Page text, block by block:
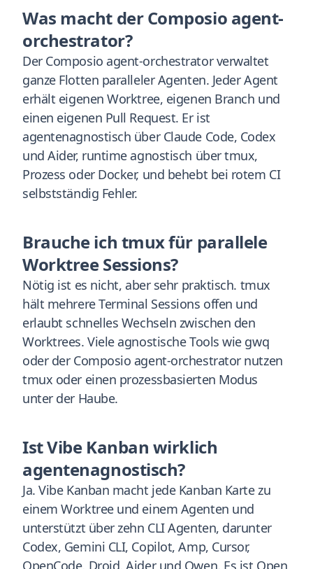
Was macht der Composio agent-
orchestrator?
Der Composio agent-orchestrator verwaltet
ganze Flotten paralleler Agenten. Jeder Agent
erhält eigenen Worktree, eigenen Branch und
einen eigenen Pull Request. Er ist
agentenagnostisch über Claude Code, Codex
und Aider, runtime agnostisch über tmux,
Prozess oder Docker, und behebt bei rotem CI
selbstständig Fehler.
Brauche ich tmux für parallele
Worktree Sessions?
Nötig ist es nicht, aber sehr praktisch. tmux
hält mehrere Terminal Sessions offen und
erlaubt schnelles Wechseln zwischen den
Worktrees. Viele agnostische Tools wie gwq
oder der Composio agent-orchestrator nutzen
tmux oder einen prozessbasierten Modus
unter der Haube.
Ist Vibe Kanban wirklich
agentenagnostisch?
Ja. Vibe Kanban macht jede Kanban Karte zu
einem Worktree und einem Agenten und
unterstützt über zehn CLI Agenten, darunter
Codex, Gemini CLI, Copilot, Amp, Cursor,
OpenCode, Droid, Aider und Qwen. Es ist Open